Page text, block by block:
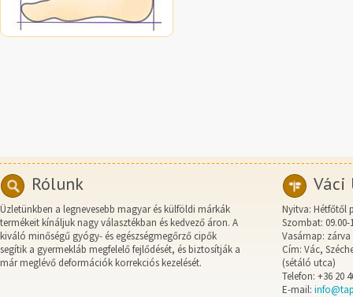
Rólunk
Üzletünkben a legnevesebb magyar és külföldi márkák
termékeit kínáljuk nagy választékban és kedvező áron. A
kiváló minőségű gyógy- és egészségmegőrző cipők
segítik a gyermekláb megfelelő fejlődését, és biztosítják a
már meglévő deformációk korrekciós kezelését.
Váci
Nyitva: Hétfőtől
Szombat: 09.00-
Vasárnap: zárva
Cím: Vác,
(sétáló utca)
Telefon: +36 20
E-mail: